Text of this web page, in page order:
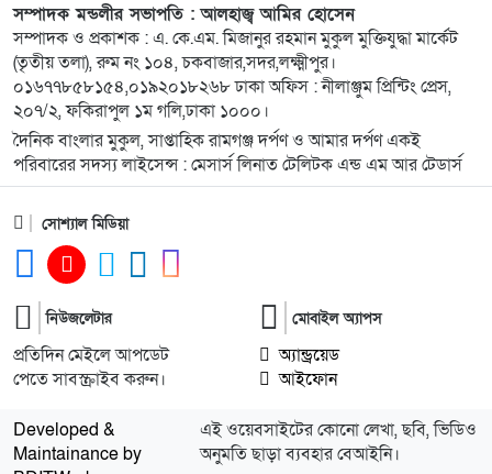
আপত্তি স্থানীয়দের কৃষিজমি-সবুজে ঘেরা প্রকৃতিতে
ইটভাটার প্রস্তুতি!
১০
রামগঞ্জে খাল কচুরিপানা ও ময়লায় পরিপূর্ণ পানি দূষিত
হয়ে ছড়াচ্ছে রোগ
১১
রামগঞ্জে শারীরিক প্রতিবন্ধী মাঝে হুইলচেয়ার ও
সুবিধাবঞ্চিত শিক্ষার্থীদের মাঝে শিক্ষা উপকরণ বিতরণ
১২
ছায়া
১৩
ক্রিকেটার থেকে ভয়ংকর সন্ত্রাসী, কে এই ডেভিড ইমন
১৪
রায়পুরে জুলাই গণঅভ্যুত্থান দিবস-২০২৬ উদযাপন
সম্পাদক মন্ডলীর সভাপতি : আলহাজ্ব আমির হোসেন
সম্পাদক ও প্রকাশক : এ. কে.এম. মিজানুর রহমান মুকুল মুক্তিযুদ্ধা মার্কেট
(তৃতীয় তলা), রুম নং ১০৪, চকবাজার,সদর,লক্ষ্মীপুর।
০১৬৭৭৮৫৮১৫৪,০১৯২০১৮২৬৮ ঢাকা অফিস : নীলাঞ্জুম প্রিন্টিং প্রেস,
২০৭/২, ফকিরাপুল ১ম গলি,ঢাকা ১০০০।
দৈনিক বাংলার মুকুল, সাপ্তাহিক রামগঞ্জ দর্পণ ও আমার দর্পণ একই
পরিবারের সদস্য লাইসেন্স : মেসার্স লিনাত টেলিটক এন্ড এম আর টেডার্স
সোশ্যাল মিডিয়া
নিউজলেটার
প্রতিদিন মেইলে আপডেট
পেতে সাবস্ক্রাইব করুন।
মোবাইল অ্যাপস
অ্যান্ড্রয়েড
আইফোন
Developed &
Maintainance by
এই ওয়েবসাইটের কোনো লেখা, ছবি, ভিডিও
অনুমতি ছাড়া ব্যবহার বেআইনি।